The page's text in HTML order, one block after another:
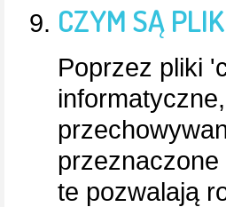
CZYM SĄ
Poprzez pliki
te pozwalają